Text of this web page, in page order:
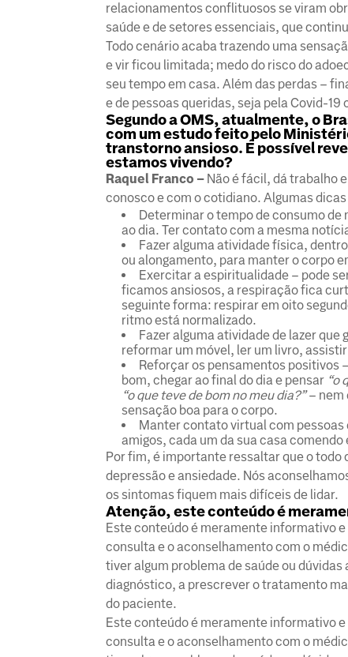
relacionamentos conflituosos se viram
saúde e de setores essenciais, que
Todo cenário acaba trazendo uma
e vir ficou limitada; medo do risco do
seu tempo em casa. Além das perdas –
e de pessoas queridas, seja pela Covid-19
Segundo a OMS, atualmente, o
com um estudo feito pelo
transtorno ansioso. É possível
estamos vivendo?
Raquel Franco – Não é fácil, dá trabalho
conosco e com o cotidiano. Algumas dicas
Determinar o tempo de consumo
ao dia. Ter contato com a mesma
Fazer alguma atividade física,
ou alongamento, para manter o corpo
Exercitar a espiritualidade – pode
ficamos ansiosos, a respiração fica
seguinte forma: respirar em oito
ritmo está normalizado.
Fazer alguma atividade de lazer
reformar um móvel, ler um livro,
Reforçar os pensamentos positivos
bom, chegar ao final do dia e pensar “o
“o que teve de bom no meu dia?”– nem
sensação boa para o corpo.
Manter contato virtual com
amigos, cada um da sua casa comendo
Por fim, é importante ressaltar que o
depressão e ansiedade. Nós
os sintomas fiquem mais difíceis de lidar.
Atenção, este conteúdo é
Este conteúdo é meramente informativo
consulta e o aconselhamento com o
tiver algum problema de saúde ou
diagnóstico, a prescrever o tratamento
do paciente.
Este conteúdo é meramente informativo
consulta e o aconselhamento com o